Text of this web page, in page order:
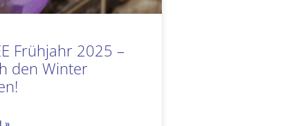
Frühjahr 2025 –
den Winter